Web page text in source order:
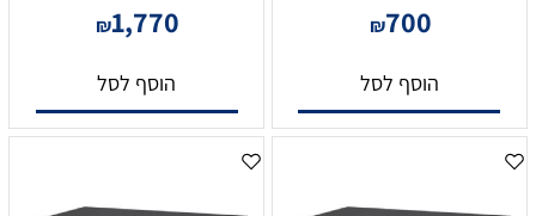
₪700
הוסף לסל
₪1,770
הוסף לסל